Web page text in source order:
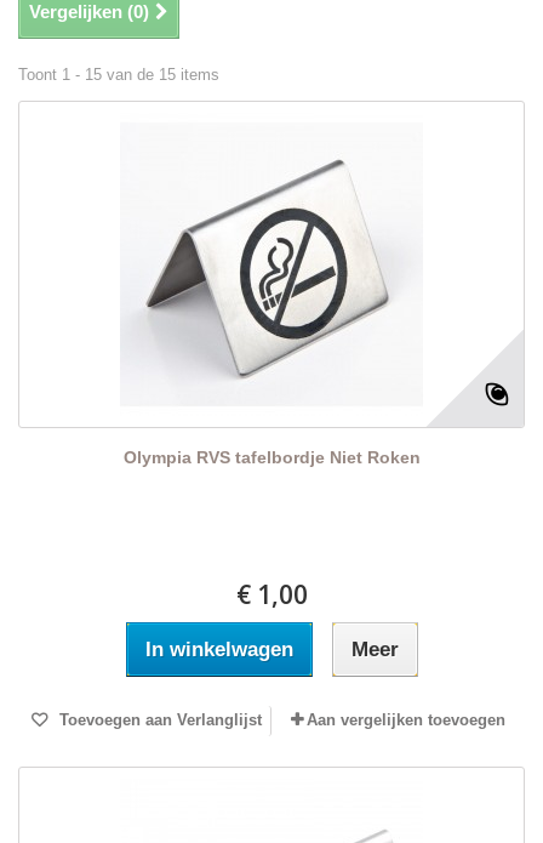
Vergelijken (0)
Toont 1 - 15 van de 15 items
Olympia RVS tafelbordje Niet Roken
€ 1,00
In winkelwagen Meer
Toevoegen aan Verlanglijst Aan vergelijken toevoegen